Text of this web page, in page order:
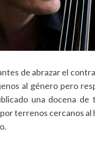
de abrazar el
al género pero
una docena de
terrenos cercanos